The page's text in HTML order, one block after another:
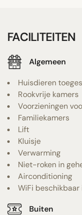
FACILITEITEN
Algemeen
Huisdieren
Rookvrije kamers
Voorzieningen
Familiekamers
Lift
Kluisje
Verwarming
Niet-roken in
Airconditioning
WiFi
Buiten